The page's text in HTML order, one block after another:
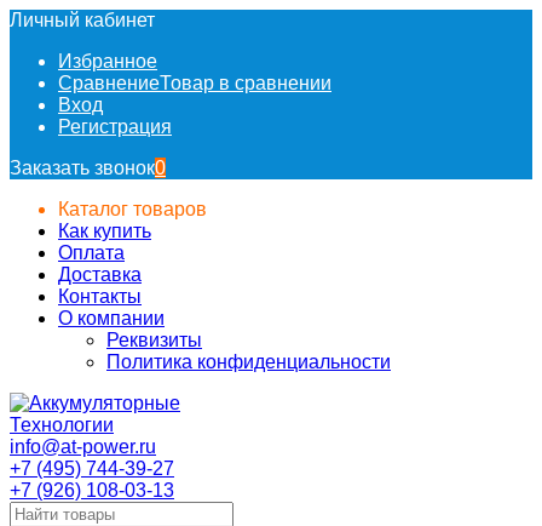
Личный кабинет
Избранное
СравнениеТовар в сравнении
Вход
Регистрация
Заказать звонок0
Каталог товаров
Как купить
Оплата
Доставка
Контакты
О компании
Реквизиты
Политика конфиденциальности
info@at-power.ru
+7 (495) 744-39-27
+7 (926) 108-03-13